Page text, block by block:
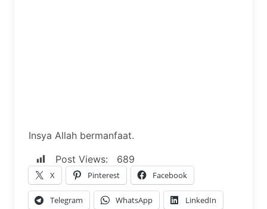
Insya Allah bermanfaat.
Post Views:
689
X Pinterest Facebook
Telegram WhatsApp LinkedIn